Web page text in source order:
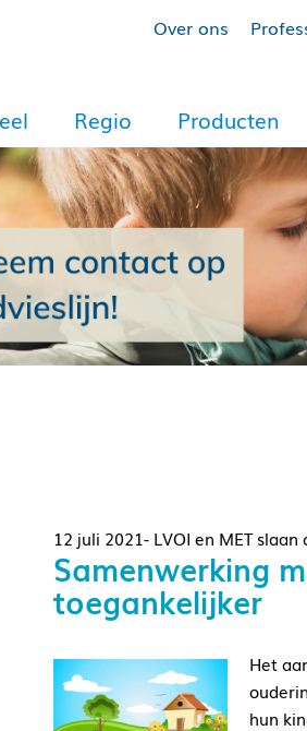
Over ons
Regio Producten
12 juli 2021- LVOI en MET
Samenwerking
toegankelijker
Het
hun